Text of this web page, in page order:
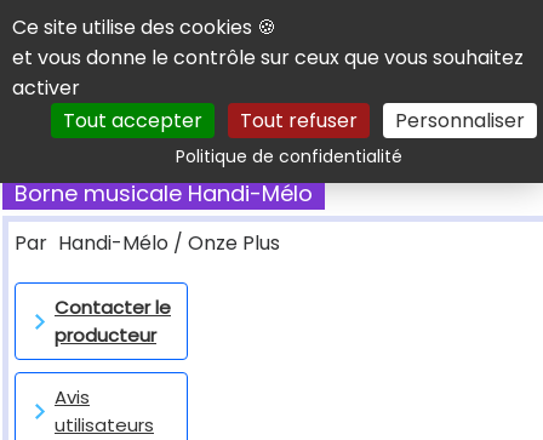
Panneau de gestion des cookies
Ce site utilise des cookies 🍪
et vous donne le contrôle sur ceux que vous souhaitez
activer
Tout accepter
Tout refuser Personnaliser
Politique de confidentialitéRechercher
Borne musicale Handi-Mélo
Par Handi-Mélo / Onze Plus
Contacter le
producteur
Avis
utilisateurs